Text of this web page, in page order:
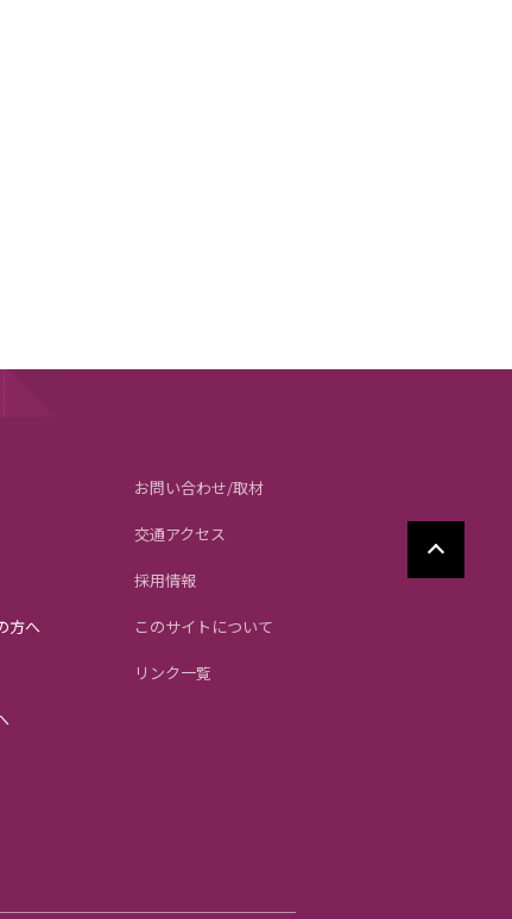
方へ
お問い合わせ/取材
交通アクセス
採用情報
このサイトについて
リンク一覧